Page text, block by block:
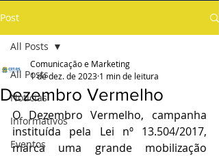
Post
All Posts
Notícias
Informativos
Eventos
All Posts
Dezembro Vermelho
Comunicação e Marketing
1 de dez. de 2023 1 min de leitura
O Dezembro Vermelho, campanha
instituída pela Lei nº 13.504/2017,
marca uma grande mobilização